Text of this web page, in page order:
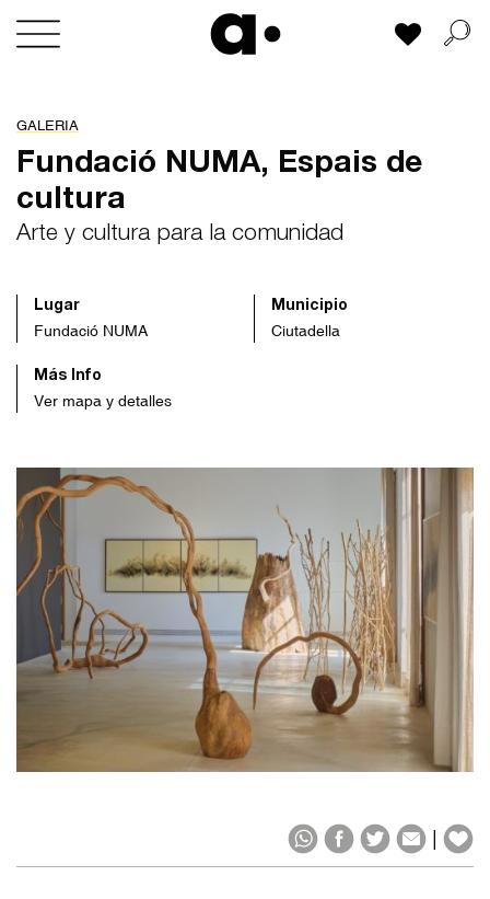
Skip
Mi lista
GALERIA
Fundació NUMA, Espais de
cultura
Arte y cultura para la comunidad
Lugar
Fundació NUMA
Municipio
Ciutadella
Más Info
Ver mapa y detalles